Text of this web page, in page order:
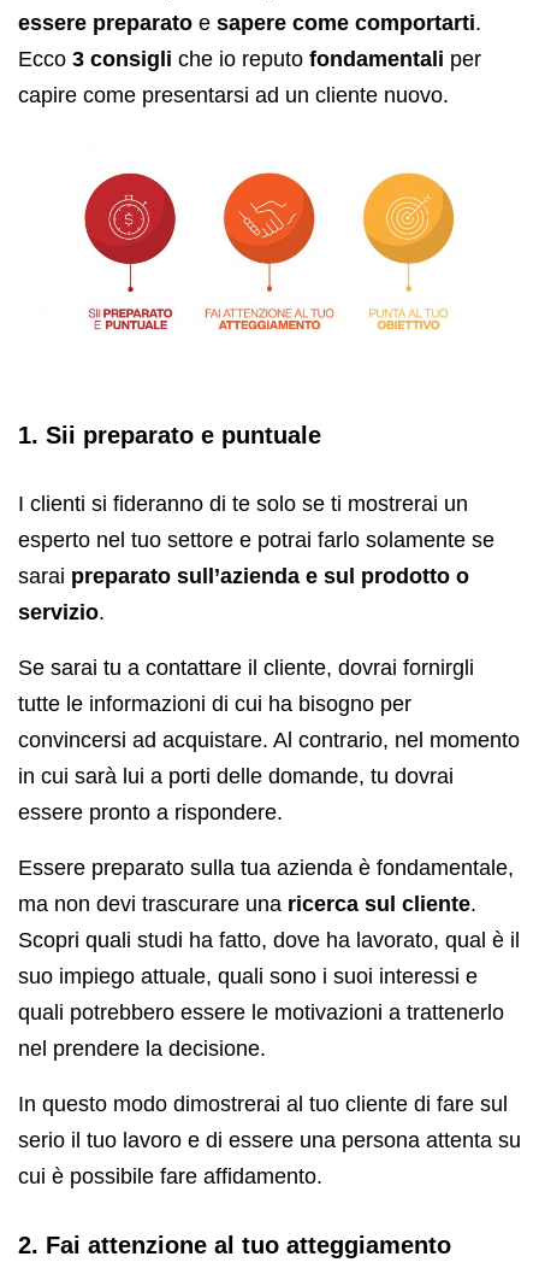
essere preparato e sapere come comportarti.
Ecco 3 consigli che io reputo fondamentali per
capire come presentarsi ad un cliente nuovo.
1. Sii preparato e puntuale
I clienti si fideranno di te solo se ti mostrerai un
esperto nel tuo settore e potrai farlo solamente se
sarai preparato sull’azienda e sul prodotto o
servizio.
Se sarai tu a contattare il cliente, dovrai fornirgli
tutte le informazioni di cui ha bisogno per
convincersi ad acquistare. Al contrario, nel momento
in cui sarà lui a porti delle domande, tu dovrai
essere pronto a rispondere.
Essere preparato sulla tua azienda è fondamentale,
ma non devi trascurare una ricerca sul cliente.
Scopri quali studi ha fatto, dove ha lavorato, qual è il
suo impiego attuale, quali sono i suoi interessi e
quali potrebbero essere le motivazioni a trattenerlo
nel prendere la decisione.
In questo modo dimostrerai al tuo cliente di fare sul
serio il tuo lavoro e di essere una persona attenta su
cui è possibile fare affidamento.
2. Fai attenzione al tuo atteggiamento